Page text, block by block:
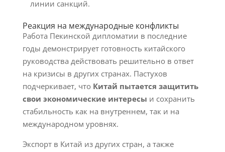
линии санкций.
Реакция на международные конфликты
Работа Пекинской дипломатии в последние
годы демонстрирует готовность китайского
руководства действовать решительно в ответ
на кризисы в других странах. Пастухов
подчеркивает, что Китай пытается защитить
свои экономические интересы и сохранить
стабильность как на внутреннем, так и на
международном уровнях.
Экспорт в Китай из других стран, а также